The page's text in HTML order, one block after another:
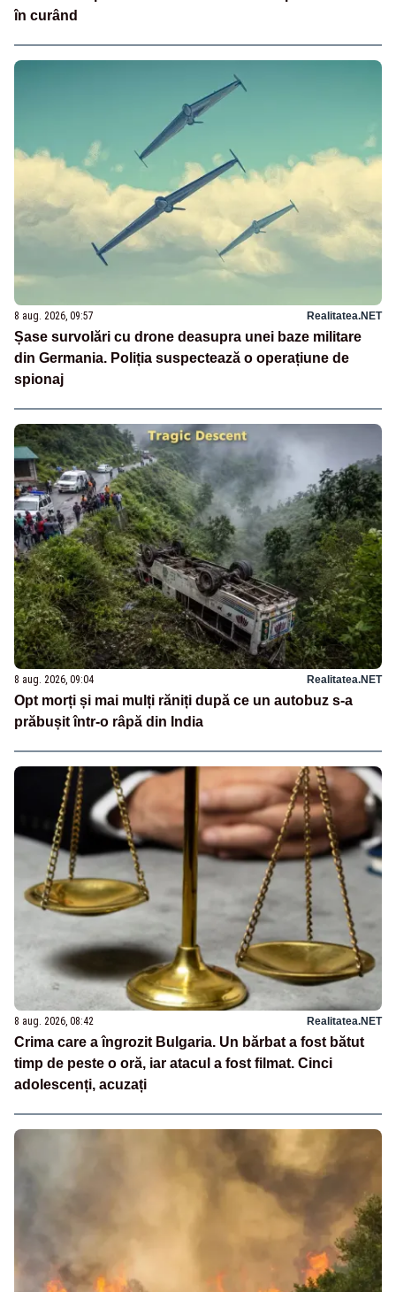
în curând
8 aug. 2026, 09:57 Realitatea.NET
Șase survolări cu drone deasupra unei baze militare
din Germania. Poliția suspectează o operațiune de
spionaj
8 aug. 2026, 09:04 Realitatea.NET
Opt morți și mai mulți răniți după ce un autobuz s-a
prăbușit într-o râpă din India
8 aug. 2026, 08:42 Realitatea.NET
Crima care a îngrozit Bulgaria. Un bărbat a fost bătut
timp de peste o oră, iar atacul a fost filmat. Cinci
adolescenți, acuzați